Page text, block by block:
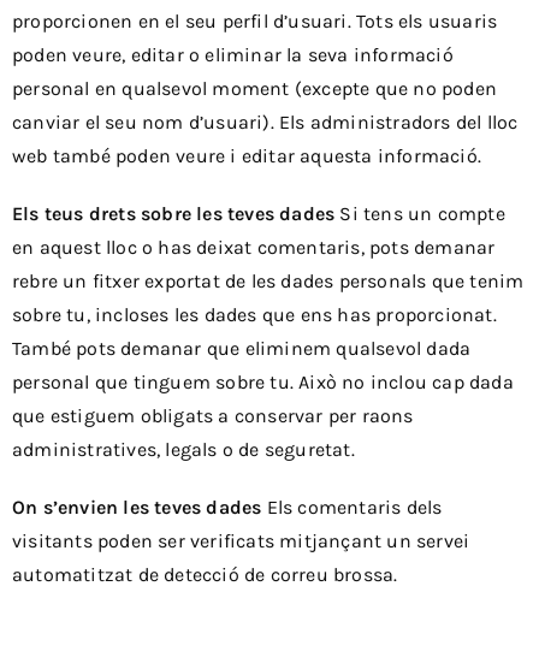
proporcionen en el seu perfil d’usuari. Tots els usuaris
poden veure, editar o eliminar la seva informació
personal en qualsevol moment (excepte que no poden
canviar el seu nom d’usuari). Els administradors del lloc
web també poden veure i editar aquesta informació.
Els teus drets sobre les teves dades Si tens un compte
en aquest lloc o has deixat comentaris, pots demanar
rebre un fitxer exportat de les dades personals que tenim
sobre tu, incloses les dades que ens has proporcionat.
També pots demanar que eliminem qualsevol dada
personal que tinguem sobre tu. Això no inclou cap dada
que estiguem obligats a conservar per raons
administratives, legals o de seguretat.
On s’envien les teves dades Els comentaris dels
visitants poden ser verificats mitjançant un servei
automatitzat de detecció de correu brossa.